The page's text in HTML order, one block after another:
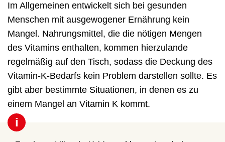
Im Allgemeinen entwickelt sich bei gesunden
Menschen mit ausgewogener Ernährung kein
Mangel. Nahrungsmittel, die die nötigen Mengen
des Vitamins enthalten, kommen hierzulande
regelmäßig auf den Tisch, sodass die Deckung des
Vitamin-K-Bedarfs kein Problem darstellen sollte. Es
gibt aber bestimmte Situationen, in denen es zu
einem Mangel an Vitamin K kommt.
i